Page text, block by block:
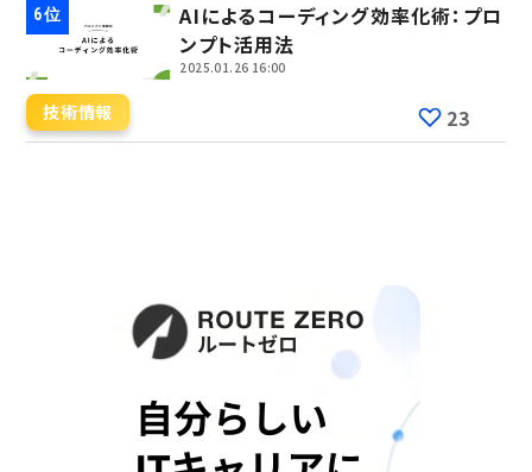
AIによるコーディング効率化術：プロ
ンプト活用法
2025.01.26 16:00
技術情報 23